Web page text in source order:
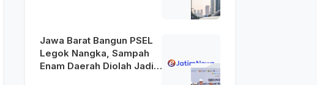
Jawa Barat Bangun PSEL
Legok Nangka, Sampah
Enam Daerah Diolah Jadi